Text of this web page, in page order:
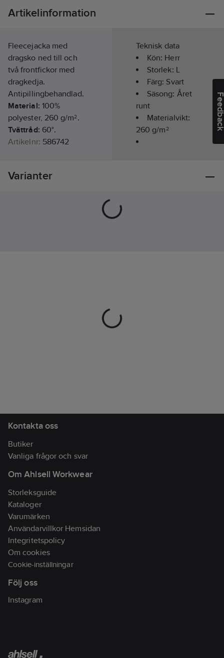
Artikelinformation
Fleecejacka med
dragsko ned till och
två frontfickor med
dragkedja.
Antipillingbehandlad.
Material: 100%
polyester, 260 g/m².
Tvättråd: 60°.
Artikelnr: 586742
Ean
Teknisk data
Kön: Herr
Storlek: L
Färg:Svart
Säsong: Året
runt
Materialvikt:
260 g/m²
Varianter
Kontakta oss
Butiker
Vanliga frågor och svar
Om Ahlsell Workwear
Storleksguide
Kataloger
Varumärken
Användarvillkor Hemsidan
Integritetspolicy
Om cookies
Cookie-inställningar
Följ oss
Instagram